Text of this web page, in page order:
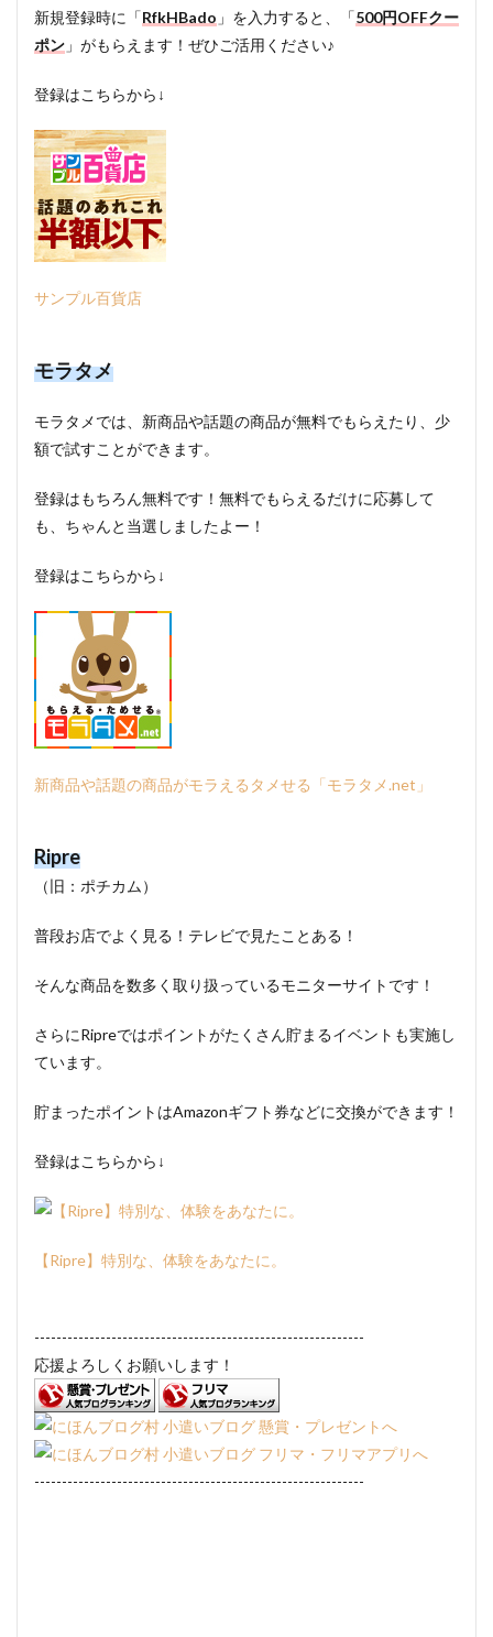
新規登録時に「RfkHBado 」を入力すると、「500円OFFクー
ポン 」がもらえます！ぜひご活用ください♪
登録はこちらから↓
サンプル百貨店
モラタメ
モラタメでは、新商品や話題の商品が無料でもらえたり、少
額で試すことができます。
登録はもちろん無料です！無料でもらえるだけに応募して
も、ちゃんと当選しましたよー！
登録はこちらから↓
新商品や話題の商品がモラえるタメせる「モラタメ.net」
Ripre
（旧：ポチカム）
普段お店でよく見る！テレビで見たことある！
そんな商品を数多く取り扱っているモニターサイトです！
さらにRipreではポイントがたくさん貯まるイベントも実施し
ています。
貯まったポイントはAmazonギフト券などに交換ができます！
登録はこちらから↓
【Ripre】特別な、体験をあなたに。
------------------------------------------------------------
応援よろしくお願いします！
------------------------------------------------------------